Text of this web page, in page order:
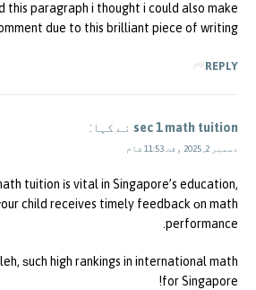
this paragraph i thought i could also make
due to this brilliant piece of writing.
REPLY
sec 1 math tuition نے کہا:
دسمبر 2, 2025 وقت 11:53 شام
tuition іs vital in Singapore’s education,
child receives timely feedback οn math
performance.
ѕuch high rankings in international math
for Singapore!